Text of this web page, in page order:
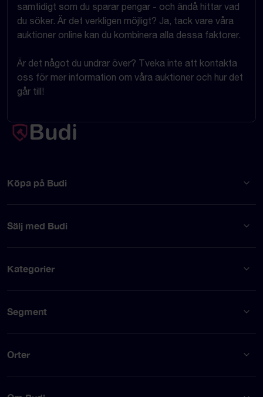
samtidigt som du sparar pengar - och ändå hittar vad
du söker. Är det verkligen möjligt? Ja, tack vare våra
auktioner online kan du kombinera alla dessa faktorer.
Är det något du undrar över? Tveka inte att kontakta
oss för mer information om våra auktioner och hur det
går till!
Köpa på Budi
Sälj med Budi
Kategorier
Segment
Orter